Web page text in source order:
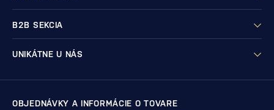
B2B SEKCIA
UNIKÁTNE U NÁS
OBJEDNÁVKY A INFORMÁCIE O TOVARE